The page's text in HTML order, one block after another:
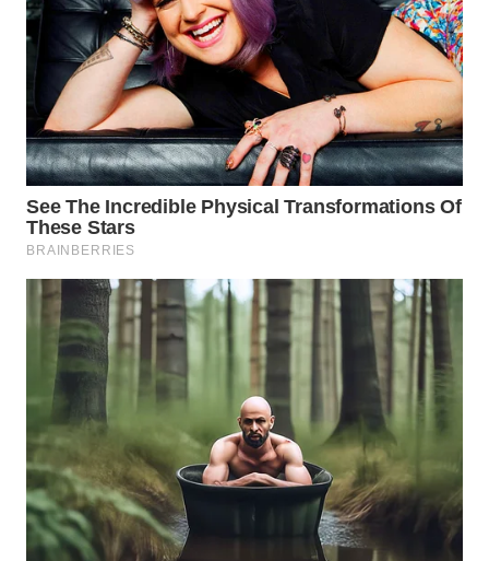
Wahana
Media
WAHANA
NEWS
WAHANA
TANI
WAHANA
ADVOKAT
WAHANA
INFRASTRUKTUR
WAHANA
KONSUMEN
WAHANA